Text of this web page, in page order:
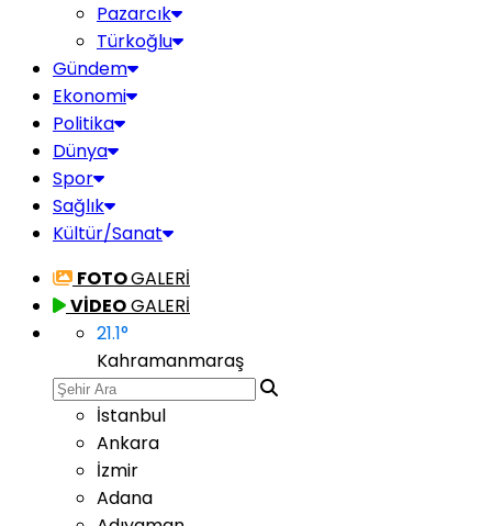
Pazarcık
Türkoğlu
Gündem
Ekonomi
Politika
Dünya
Spor
Sağlık
Kültür/Sanat
FOTOGALERİ
VİDEOGALERİ
21.1°
Kahramanmaraş
İstanbul
Ankara
İzmir
Adana